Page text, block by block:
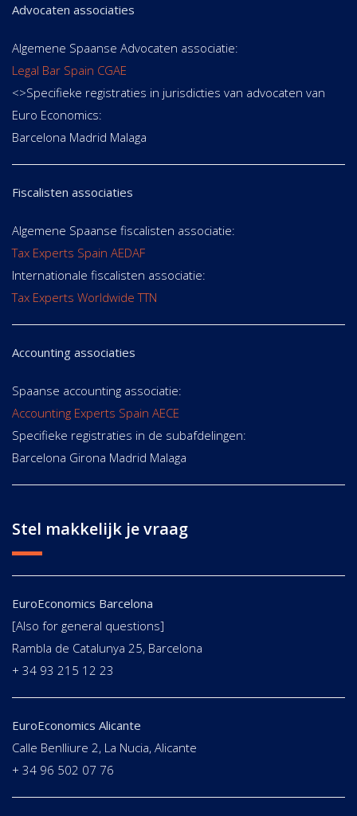
Advocaten associaties
Algemene Spaanse Advocaten associatie:
Legal Bar Spain CGAE
<>Specifieke registraties in jurisdicties van advocaten van
Euro Economics:
Barcelona Madrid Malaga
Fiscalisten associaties
Algemene Spaanse fiscalisten associatie:
Tax Experts Spain AEDAF
Internationale fiscalisten associatie:
Tax Experts Worldwide TTN
Accounting associaties
Spaanse accounting associatie:
Accounting Experts Spain AECE
Specifieke registraties in de subafdelingen:
Barcelona Girona Madrid Malaga
Stel makkelijk je vraag
EuroEconomics Barcelona
[Also for general questions]
Rambla de Catalunya 25, Barcelona
+ 34 93 215 12 23
EuroEconomics Alicante
Calle Benlliure 2, La Nucia, Alicante
+ 34 96 502 07 76